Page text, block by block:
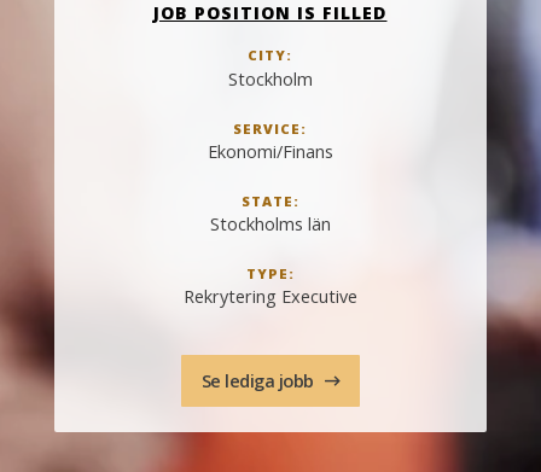
JOB POSITION IS FILLED
CITY:
Stockholm
SERVICE:
Ekonomi/Finans
STATE:
Stockholms län
TYPE:
Rekrytering Executive
Se lediga jobb